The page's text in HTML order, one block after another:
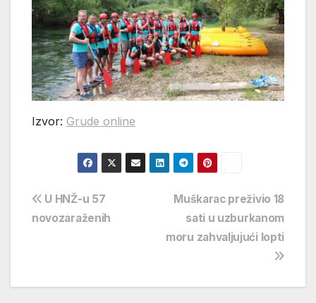
Izvor: Grude online
Navigacija
Muškarac preživio 18
sati u uzburkanom
moru zahvaljujući lopti
U HNŽ-u 57
novozaraženih